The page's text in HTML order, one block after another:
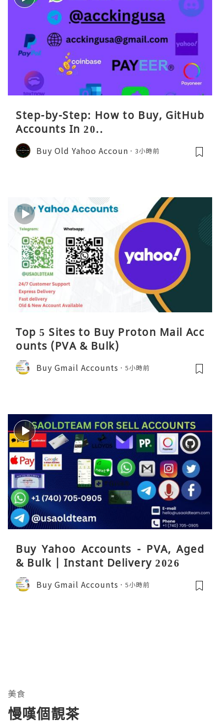
Step-by-Step: How to Buy, GitHub
Accounts In 20..
Buy Old Yahoo Accoun 3小時前
Top 5 Sites to Buy Proton Mail Acc
ounts (PVA & Bulk)
Buy Gmail Accounts 5小時前
Buy Yahoo Accounts - PVA, Aged
& Bulk | Instant Delivery 2026
Buy Gmail Accounts 5小時前
美食
慢嘆個靚茶